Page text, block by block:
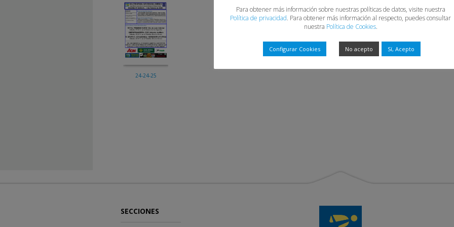
24-24-25
SECCIONES
Para obtener más información sobre nuestras políticas de datos, visite nuestra
Política de privacidad. Para obtener más información al respecto, puedes consultar
nuestra Política de Cookies.
Configurar Cookies No acepto Sí, Acepto